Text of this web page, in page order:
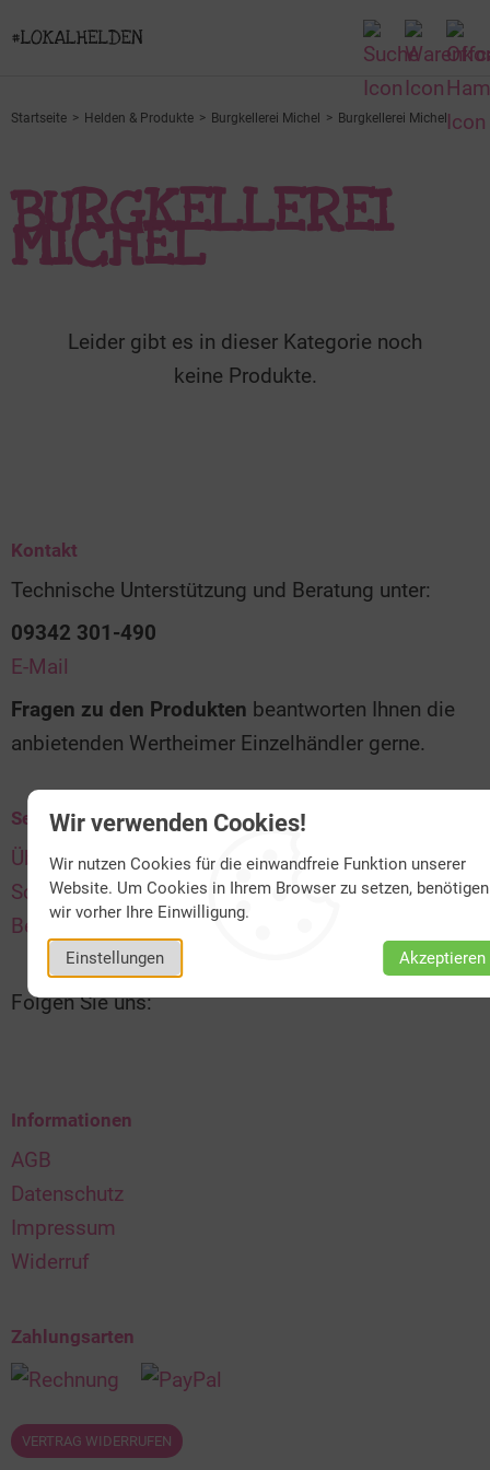
Wir verwenden Cookies!
Wir nutzen Cookies für die einwandfreie Funktion unserer
Website. Um Cookies in Ihrem Browser zu setzen, benötigen
wir vorher Ihre Einwilligung.
Einstellungen Akzeptieren
Startseite Helden & Produkte Burgkellerei Michel Burgkellerei Michel
BURGKELLEREI
MICHEL
Leider gibt es in dieser Kategorie noch
keine Produkte.
Kontakt
Technische Unterstützung und Beratung unter:
09342 301-490
E-Mail
Fragen zu den Produkten beantworten Ihnen die
anbietenden Wertheimer Einzelhändler gerne.
Service
Über uns
Schnelle Lieferung & Versand
Bequem bezahlen
Folgen Sie uns:
Informationen
AGB
Datenschutz
Impressum
Widerruf
Zahlungsarten
VERTRAG WIDERRUFEN